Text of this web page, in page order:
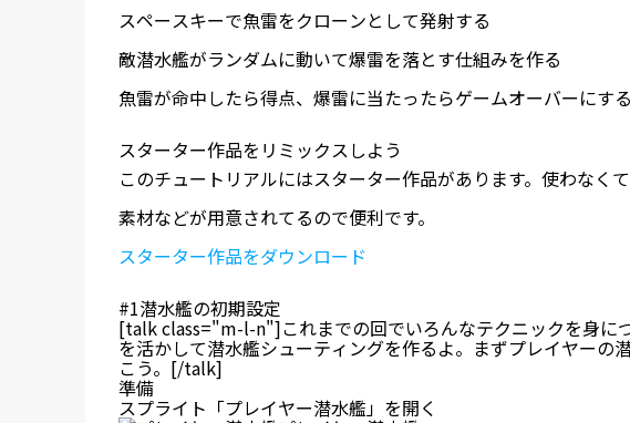
スペースキーで魚雷をクローンとして発射する
敵潜水艦がランダムに動いて爆雷を落とす仕組みを作る
魚雷が命中したら得点、爆雷に当たったらゲームオーバーにする
スターター作品をリミックスしよう
このチュートリアルにはスターター作品があります。使わなく
素材などが用意されてるので便利です。
スターター作品をダウンロード
#1潜水艦の初期設定
[talk class="m-l-n"]これまでの回でいろんなテクニックを身に
を活かして潜水艦シューティングを作るよ。まずプレイヤーの
こう。[/talk]
準備
スプライト「プレイヤー潜水艦」を開く